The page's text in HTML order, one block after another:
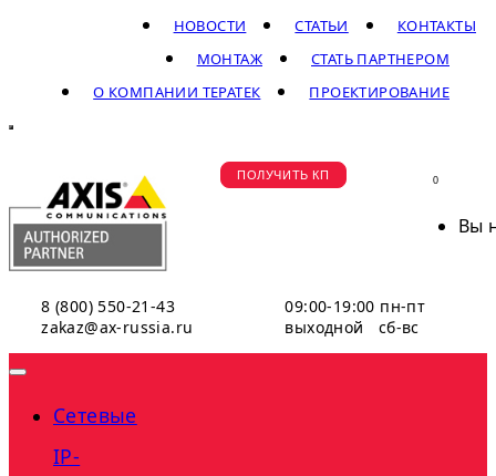
КОНТАКТЫ
СТАТЬИ
НОВОСТИ
СТАТЬ ПАРТНЕРОМ
МОНТАЖ
ПРОЕКТИРОВАНИЕ
О КОМПАНИИ ТЕРАТЕК
8 (800) 550-21-43
zakaz@ax-russia.ru
09:00-19:00 пн-пт
выходной сб-вс
ПОЛУЧИТЬ КП 0
Вы
Сетевые
IP-